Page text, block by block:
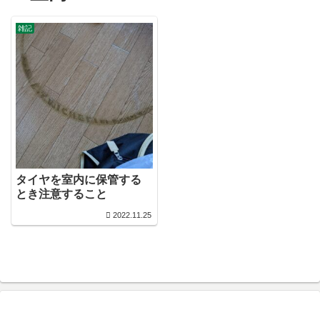
雑記
タイヤを室内に保管する
とき注意すること
2022.11.25